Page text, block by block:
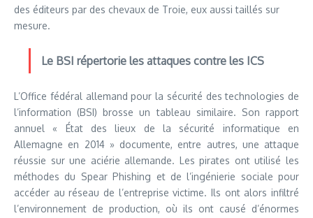
des éditeurs par des chevaux de Troie, eux aussi taillés sur
mesure.
Le BSI répertorie les attaques contre les ICS
L’Office fédéral allemand pour la sécurité des technologies de
l’information (BSI) brosse un tableau similaire. Son rapport
annuel « État des lieux de la sécurité informatique en
Allemagne en 2014 » documente, entre autres, une attaque
réussie sur une aciérie allemande. Les pirates ont utilisé les
méthodes du Spear Phishing et de l’ingénierie sociale pour
accéder au réseau de l’entreprise victime. Ils ont alors infiltré
l’environnement de production, où ils ont causé d’énormes